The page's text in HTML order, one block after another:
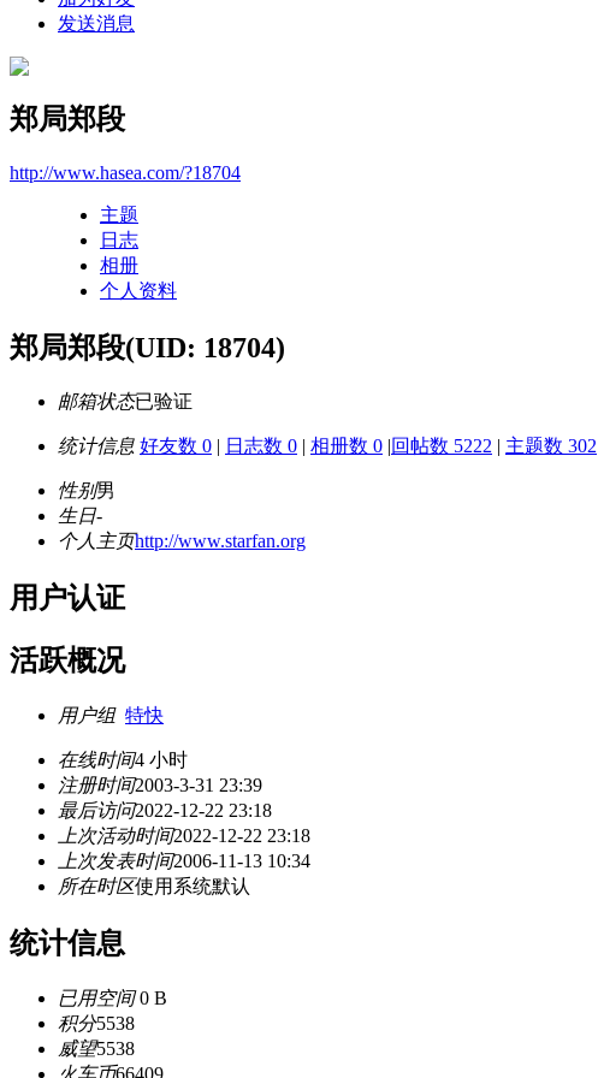
发送消息
郑局郑段
http://www.hasea.com/?18704
主题
日志
相册
个人资料
郑局郑段(UID: 18704)
邮箱状态已验证
统计信息 好友数 0 | 日志数 0 | 相册数 0 |回帖数 5222 | 主题数 302
性别男
生日-
个人主页http://www.starfan.org
用户认证
活跃概况
用户组 特快
在线时间4 小时
注册时间2003-3-31 23:39
最后访问2022-12-22 23:18
上次活动时间2022-12-22 23:18
上次发表时间2006-11-13 10:34
所在时区使用系统默认
统计信息
已用空间0 B
积分5538
威望5538
火车币66409